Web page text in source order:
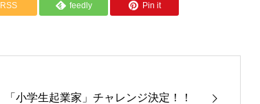
RSS feedly Pin it
「小学生起業家」チャレンジ決定！！